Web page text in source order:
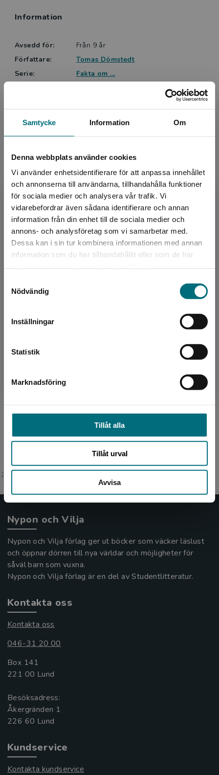
Samtycke Information Om
Denna webbplats använder cookies
Vi använder enhetsidentifierare för att anpassa innehållet
och annonserna till användarna, tillhandahålla funktioner
för sociala medier och analysera vår trafik. Vi
vidarebefordrar även sådana identifierare och annan
information från din enhet till de sociala medier och
annons- och analysföretag som vi samarbetar med.
Dessa kan i sin tur kombinera informationen med annan
information som du har tillhandahållit eller som de har
Nödvändig
Inställningar
Statistik
Marknadsföring
Tillåt alla
Tillåt urval
Avvisa
Begränsad fraktregion
Det verkar som att du besöker
nyponochviljaforlag.se via en enhet utanför
Sverige. För att kunna slutföra ett köp måste
Boken är tillfälligt slut, men en ny upplaga utkommer
Information
Avsedd för:
Från 9 år
Författare:
Tomas Dömstedt
Serie:
Fakta om ...
Språk:
Svenska
Lättlästnivå:
Nivå 2
Utgivningsår:
2023
Artikelnummer:
41418-01
Upplaga:
Första
Sidantal:
40
Köp- och leveransvillkor
Upphovspersoner
Tomas Dömstedt är född 1960 i Örebro och är
numera i huvudsak faktaböcker och biografier.
;
Nypon och Vilja
Nypon och Vilja förlag ger ut böcker som väcker läslust
och öppnar dörren till nya världar och möjligheter för
såväl barn som vuxna.
Nypon och Vilja förlag är en del av Studentlitteratur.
Kontakta oss
Kontakta oss
046-31 20 00
Box 141
221 00 Lund
Besöksadress:
Åkergränden 1
Kundservice
Kontakta kundservice